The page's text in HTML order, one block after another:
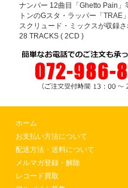
ナンバー 12曲目「Ghetto Pain
トンのGスタ・ラッパー「TRAE
スクリュード・ミックスが収録さ
28 TRACKS ( 2CD )
ホーム
お支払い方法について
配送方法・送料について
メルマガ登録・解除
レコード買取